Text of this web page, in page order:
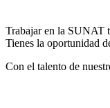
Trabajar en la SUNAT
Tienes la oportunidad
Con el talento de